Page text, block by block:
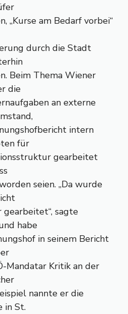
„Kurse am Bedarf vorbei“
durch die Stadt
Beim Thema Wiener
die
an externe
intern
für
gearbeitet
seien. „Da wurde
sagte
habe
in seinem Bericht
Mandatar Kritik an der
nannte er die
in St.